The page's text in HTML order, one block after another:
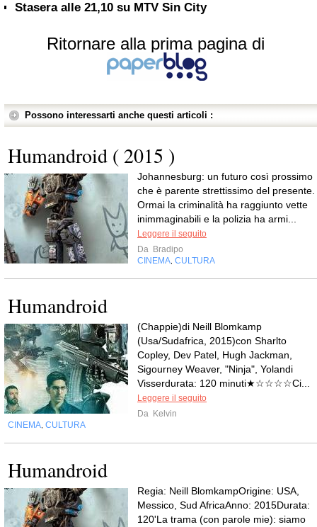
Stasera alle 21,10 su MTV Sin City
Ritornare alla prima pagina di
Possono interessarti anche questi articoli :
Humandroid ( 2015 )
Johannesburg: un futuro così prossimo
che è parente strettissimo del presente.
Ormai la criminalità ha raggiunto vette
inimmaginabili e la polizia ha armi...
Leggere il seguito
Da Bradipo
CINEMA CULTURA
Humandroid
(Chappie)di Neill Blomkamp
(Usa/Sudafrica, 2015)con Sharlto
Copley, Dev Patel, Hugh Jackman,
Sigourney Weaver, "Ninja", Yolandi
Visserdurata: 120 minuti★☆☆☆☆Ci...
Leggere il seguito
Da Kelvin
CINEMA CULTURA
Humandroid
Regia: Neill BlomkampOrigine: USA,
Messico, Sud AfricaAnno: 2015Durata:
120'La trama (con parole mie): siamo